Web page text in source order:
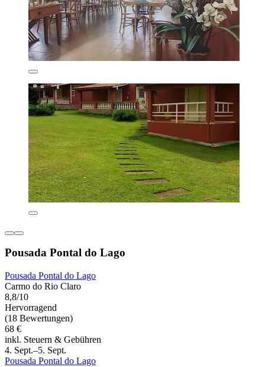
Pousada Pontal do Lago
Pousada Pontal do Lago
Carmo do Rio Claro
8,8/10
Hervorragend
(18 Bewertungen)
68 €
inkl. Steuern & Gebühren
4. Sept.–5. Sept.
Pousada Pontal do Lago